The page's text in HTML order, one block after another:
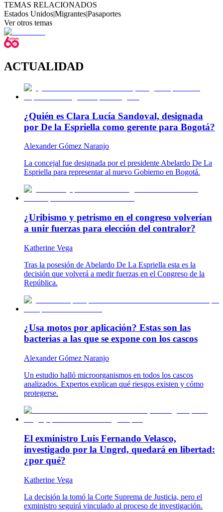
TEMAS RELACIONADOS
Estados Unidos|Migrantes|Pasaportes
Ver otros temas
ACTUALIDAD
¿Quién es Clara Lucía Sandoval, designada
por De la Espriella como gerente para Bogotá?
Alexander Gómez Naranjo
La concejal fue designada por el presidente Abelardo De La
Espriella para representar al nuevo Gobierno en Bogotá.
¿Uribismo y petrismo en el congreso volverían
a unir fuerzas para elección del contralor?
Katherine Vega
Tras la posesión de Abelardo De La Espriella esta es la
decisión que volverá a medir fuerzas en el Congreso de la
República.
¿Usa motos por aplicación? Estas son las
bacterias a las que se expone con los cascos
Alexander Gómez Naranjo
Un estudio halló microorganismos en todos los cascos
analizados. Expertos explican qué riesgos existen y cómo
protegerse.
El exministro Luis Fernando Velasco,
investigado por la Ungrd, quedará en libertad:
¿por qué?
Katherine Vega
La decisión la tomó la Corte Suprema de Justicia, pero el
exministro seguirá vinculado al proceso de investigación.